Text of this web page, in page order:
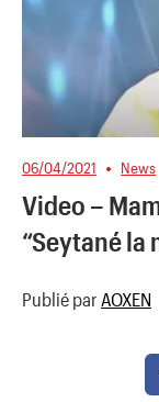
06/04/2021 News
Video –
“Seytané la
Publié par AOXEN